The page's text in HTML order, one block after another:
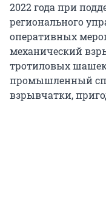
2022 года при
регионального
оперативных
механический
тротиловых
промышленный
взрывчатки,